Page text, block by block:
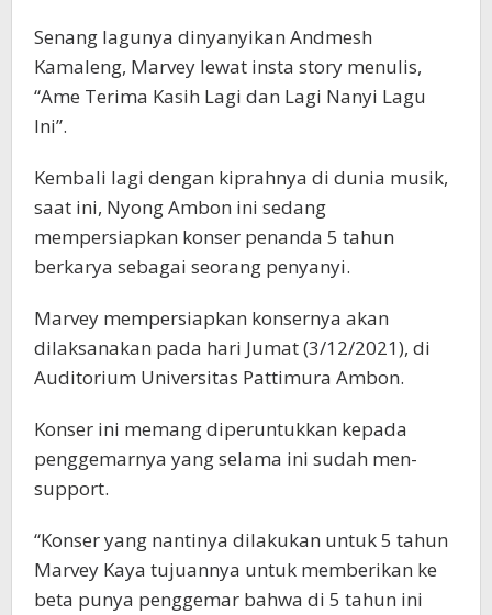
Senang lagunya dinyanyikan Andmesh
Kamaleng, Marvey lewat insta story menulis,
“Ame Terima Kasih Lagi dan Lagi Nanyi Lagu
Ini”.
Kembali lagi dengan kiprahnya di dunia musik,
saat ini, Nyong Ambon ini sedang
mempersiapkan konser penanda 5 tahun
berkarya sebagai seorang penyanyi.
Marvey mempersiapkan konsernya akan
dilaksanakan pada hari Jumat (3/12/2021), di
Auditorium Universitas Pattimura Ambon.
Konser ini memang diperuntukkan kepada
penggemarnya yang selama ini sudah men-
support.
“Konser yang nantinya dilakukan untuk 5 tahun
Marvey Kaya tujuannya untuk memberikan ke
beta punya penggemar bahwa di 5 tahun ini